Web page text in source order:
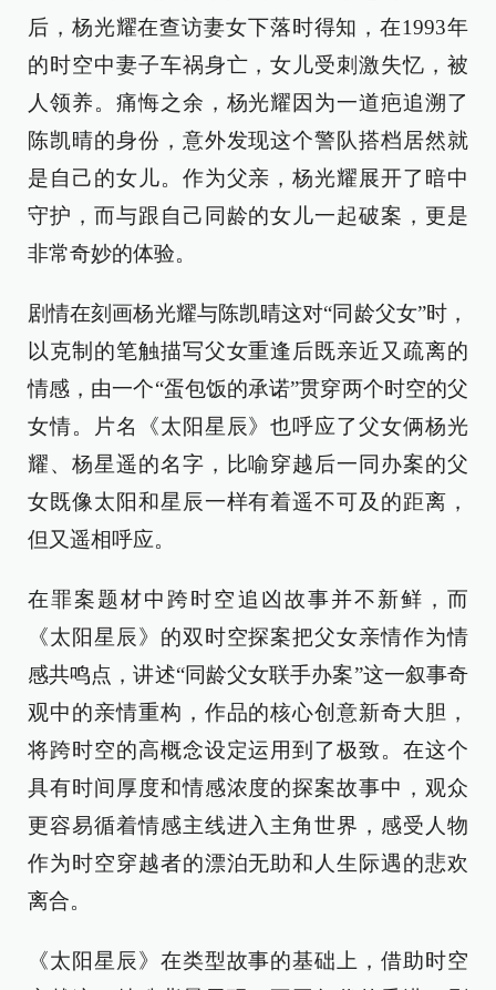
后，杨光耀在查访妻女下落时得知，在1993年
的时空中妻子车祸身亡，女儿受刺激失忆，被
人领养。痛悔之余，杨光耀因为一道疤追溯了
陈凯晴的身份，意外发现这个警队搭档居然就
是自己的女儿。作为父亲，杨光耀展开了暗中
守护，而与跟自己同龄的女儿一起破案，更是
非常奇妙的体验。
剧情在刻画杨光耀与陈凯晴这对“同龄父女”时，
以克制的笔触描写父女重逢后既亲近又疏离的
情感，由一个“蛋包饭的承诺”贯穿两个时空的父
女情。片名《太阳星辰》也呼应了父女俩杨光
耀、杨星遥的名字，比喻穿越后一同办案的父
女既像太阳和星辰一样有着遥不可及的距离，
但又遥相呼应。
在罪案题材中跨时空追凶故事并不新鲜，而
《太阳星辰》的双时空探案把父女亲情作为情
感共鸣点，讲述“同龄父女联手办案”这一叙事奇
观中的亲情重构，作品的核心创意新奇大胆，
将跨时空的高概念设定运用到了极致。在这个
具有时间厚度和情感浓度的探案故事中，观众
更容易循着情感主线进入主角世界，感受人物
作为时空穿越者的漂泊无助和人生际遇的悲欢
离合。
《太阳星辰》在类型故事的基础上，借助时空